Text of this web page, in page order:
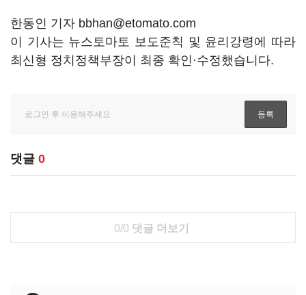
한동인 기자 bbhan@etomato.com
이 기사는 뉴스토마토 보도준칙 및 윤리강령에 따라
최신형 정치정책부장이 최종 확인·수정했습니다.
댓글 0
0/0 댓글 더보기